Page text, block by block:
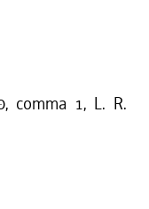
comma 1, L. R.